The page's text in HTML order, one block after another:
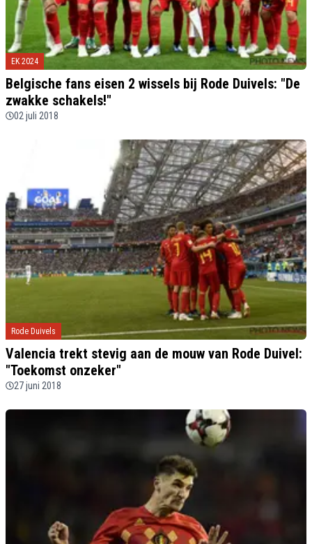
EK 2024
Belgische fans eisen 2 wissels bij Rode Duivels: "De
zwakke schakels!"
02 juli 2018
Rode Duivels
Valencia trekt stevig aan de mouw van Rode Duivel:
"Toekomst onzeker"
27 juni 2018